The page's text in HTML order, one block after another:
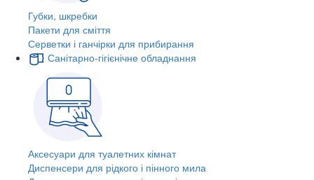
Губки, шкребки
Пакети для сміття
Серветки і ганчірки для прибирання
Санітарно-гігієнічне обладнання
Аксесуари для туалетних кімнат
Диспенсери для рідкого і пінного мила